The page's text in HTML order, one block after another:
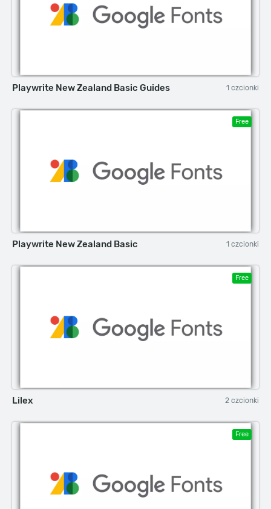
Playwrite New Zealand Basic Guides 1 czcionki
Free
Playwrite New Zealand Basic 1 czcionki
Free
Lilex 2 czcionki
Free